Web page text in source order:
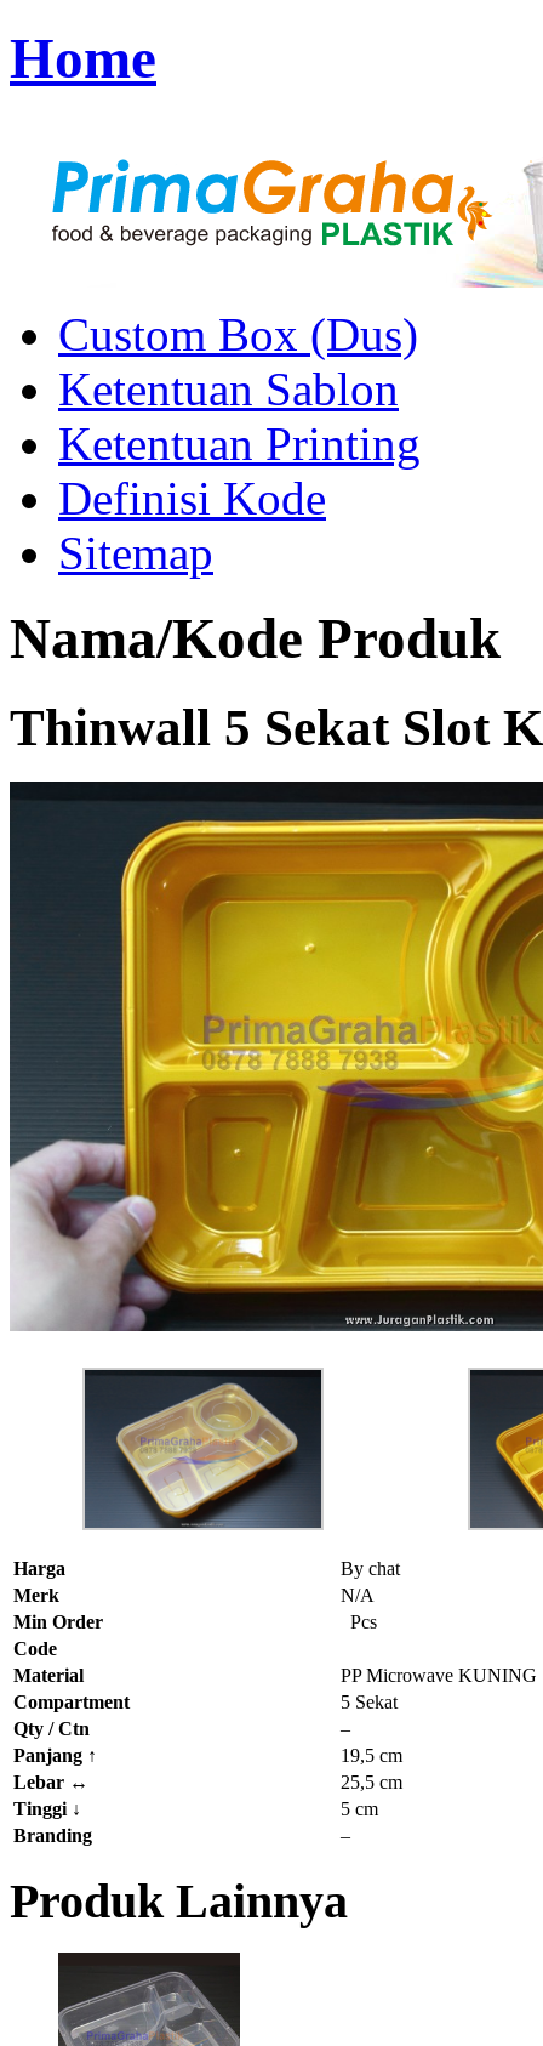
Home
Custom Box (Dus)
Ketentuan Sablon
Ketentuan Printing
Definisi Kode
Sitemap
Nama/Kode Produk
Thinwall 5 Sekat Slot
Harga
By chat
Merk
N/A
Min Order
Pcs
Code
Material
PP Microwave KUNING
Compartment
5 Sekat
Qty / Ctn
–
Panjang ↑
19,5 cm
Lebar ↔
25,5 cm
Tinggi ↓
5 cm
Branding
–
Produk Lainnya